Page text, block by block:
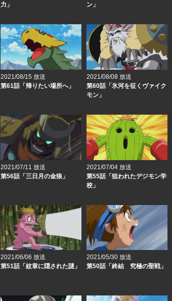
力」
ン」
2021/08/15 放送
第61話「帰りたい場所へ」
2021/08/08 放送
第60話「氷河を征くヴァイク
モン」
2021/07/11 放送
第56話「三日月の金狼」
2021/07/04 放送
第55話「狙われたデジモン学
校」
2021/06/06 放送
第51話「紋章に隠された謎」
2021/05/30 放送
第50話「終結 究極の聖戦」